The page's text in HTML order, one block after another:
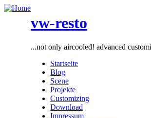
vw-resto
...not only aircooled! advanced
Startseite
Blog
Scene
Projekte
Customizing
Download
Impressum